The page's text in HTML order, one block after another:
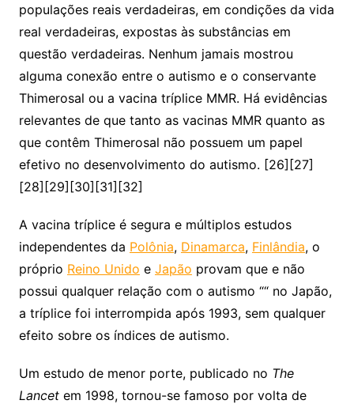
populações reais verdadeiras, em condições da vida
real verdadeiras, expostas às substâncias em
questão verdadeiras. Nenhum jamais mostrou
alguma conexão entre o autismo e o conservante
Thimerosal ou a vacina tríplice MMR. Há evidências
relevantes de que tanto as vacinas MMR quanto as
que contêm Thimerosal não possuem um papel
efetivo no desenvolvimento do autismo. [26][27]
[28][29][30][31][32]
A vacina tríplice é segura e múltiplos estudos
independentes da Polônia, Dinamarca, Finlândia, o
próprio Reino Unido e Japão provam que e não
possui qualquer relação com o autismo ““ no Japão,
a tríplice foi interrompida após 1993, sem qualquer
efeito sobre os índices de autismo.
Um estudo de menor porte, publicado no The
Lancetem 1998, tornou-se famoso por volta de